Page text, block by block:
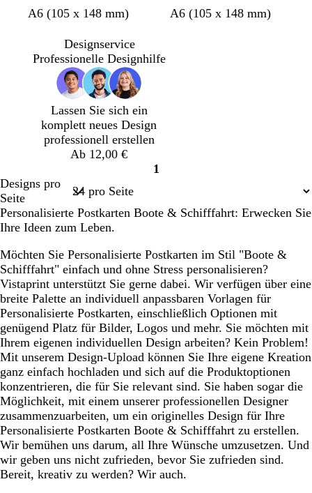
uuuu
A6 (105 x 148 mm)
H
H
S
A6 (105 x 148 mm)
Designservice
Professionelle Designhilfe
Lassen Sie sich ein
komplett neues Design
professionell erstellen
Ab 12,00 €
Seite
1
Designs pro
Seite
Personalisierte Postkarten Boote & Schifffahrt: Erwecken Sie
Ihre Ideen zum Leben.
Möchten Sie Personalisierte Postkarten im Stil "Boote &
Schifffahrt" einfach und ohne Stress personalisieren?
Vistaprint unterstützt Sie gerne dabei. Wir verfügen über eine
breite Palette an individuell anpassbaren Vorlagen für
Personalisierte Postkarten, einschließlich Optionen mit
genügend Platz für Bilder, Logos und mehr. Sie möchten mit
Ihrem eigenen individuellen Design arbeiten? Kein Problem!
Mit unserem Design-Upload können Sie Ihre eigene Kreation
ganz einfach hochladen und sich auf die Produktoptionen
konzentrieren, die für Sie relevant sind. Sie haben sogar die
Möglichkeit, mit einem unserer professionellen Designer
zusammenzuarbeiten, um ein originelles Design für Ihre
Personalisierte Postkarten Boote & Schifffahrt zu erstellen.
Wir bemühen uns darum, all Ihre Wünsche umzusetzen. Und
wir geben uns nicht zufrieden, bevor Sie zufrieden sind.
Bereit, kreativ zu werden? Wir auch.